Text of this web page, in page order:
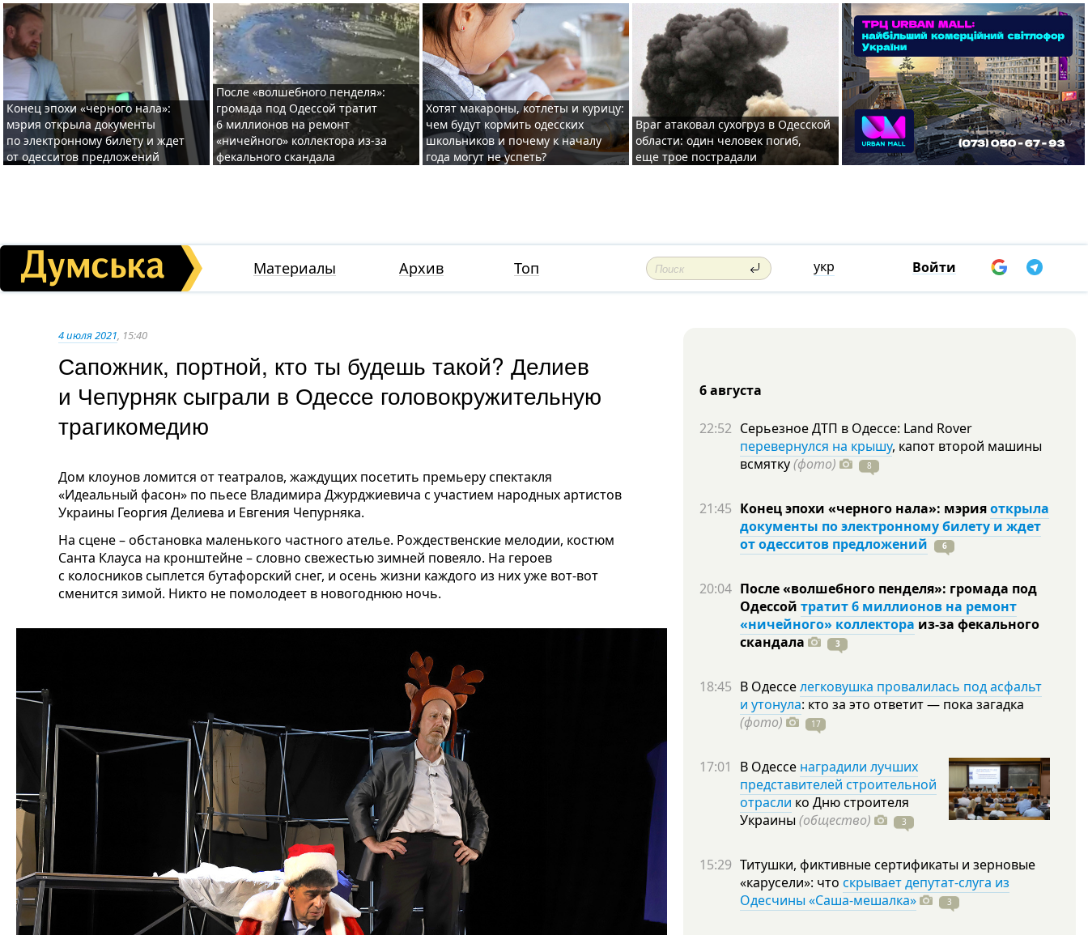
Конец эпохи «черного нала»:
мэрия открыла документы
по электронному билету и ждет
от одесситов предложений
После «волшебного пенделя»:
громада под Одессой тратит
6 миллионов на ремонт
«ничейного» коллектора из-за
фекального скандала
Хотят макароны, котлеты и курицу:
чем будут кормить одесских
школьников и почему к началу
года могут не успеть?
Враг атаковал сухогруз в Одесской
области: один человек погиб,
еще трое пострадали
Материалы Архив Топ укр Войти
4 июля 2021, 15:40
Сапожник, портной, кто ты будешь такой? Делиев
и Чепурняк сыграли в Одессе головокружительную
трагикомедию
Дом клоунов ломится от театралов, жаждущих посетить премьеру спектакля
«Идеальный фасон» по пьесе Владимира Джурджиевича с участием народных артистов
Украины Георгия Делиева и Евгения Чепурняка.
На сцене – обстановка маленького частного ателье. Рождественские мелодии, костюм
Санта Клауса на кронштейне – словно свежестью зимней повеяло. На героев
с колосников сыплется бутафорский снег, и осень жизни каждого из них уже вот-вот
сменится зимой. Никто не помолодеет в новогоднюю ночь.
6 августа
22:52 Серьезное ДТП в Одессе: Land Rover
перевернулся на крышу, капот второй машины
всмятку(фото) 8
21:45 Конец эпохи «черного нала»: мэрияоткрыла
документы по электронному билету и ждет
от одесситов предложений
6
20:04 После «волшебного пенделя»: громада под
Одессой тратит 6 миллионов на ремонт
«ничейного» коллектора из-за фекального
скандала
3
18:45 В Одесселегковушка провалилась под асфальт
и утонула: кто за это ответит — пока загадка
(фото)
17
17:01 В Одессе наградили лучших
представителей строительной
отрасли ко Дню строителя
Украины (общество) 3
15:29 Титушки, фиктивные сертификаты и зерновые
«карусели»: что скрывает депутат-слуга из
Одесчины «Саша-мешалка»
3